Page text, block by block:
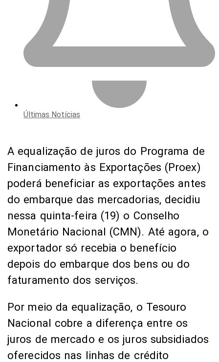
Últimas Notícias
A equalização de juros do Programa de
Financiamento às Exportações (Proex)
poderá beneficiar as exportações antes
do embarque das mercadorias, decidiu
nessa quinta-feira (19) o Conselho
Monetário Nacional (CMN). Até agora, o
exportador só recebia o benefício
depois do embarque dos bens ou do
faturamento dos serviços.
Por meio da equalização, o Tesouro
Nacional cobre a diferença entre os
juros de mercado e os juros subsidiados
oferecidos nas linhas de crédito